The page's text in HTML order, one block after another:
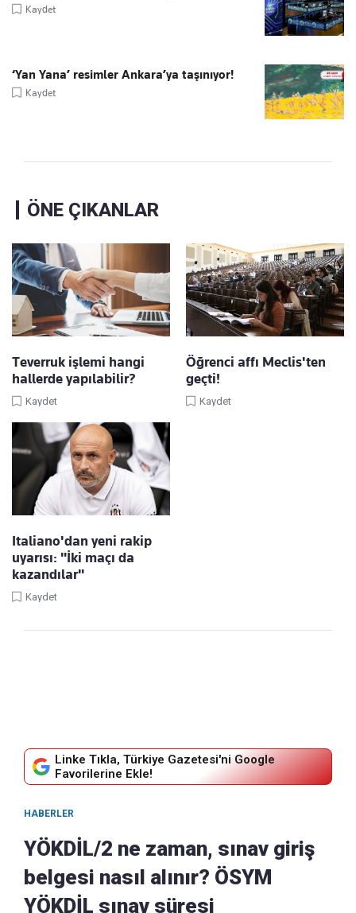
Kaydet
‘Yan Yana’ resimler Ankara’ya taşınıyor!
Kaydet
ÖNE ÇIKANLAR
Teverruk işlemi hangi
hallerde yapılabilir?
Kaydet
Öğrenci affı Meclis'ten
geçti!
Kaydet
Italiano'dan yeni rakip
uyarısı: "İki maçı da
kazandılar"
Kaydet
Linke Tıkla, Türkiye Gazetesi'ni Google
Favorilerine Ekle!
HABERLER
YÖKDİL/2 ne zaman, sınav giriş
belgesi nasıl alınır? ÖSYM
YÖKDİL sınav süresi